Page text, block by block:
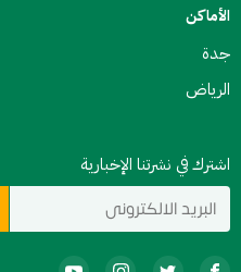
الأماكن
جدة
الرياض
اشترك في نشرتنا الإخبارية